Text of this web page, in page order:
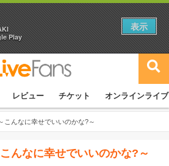
レビュー チケット オンラインライブ
こんなに幸せでいいのかな?～
んなに幸せでいいのかな?～
Play
表示